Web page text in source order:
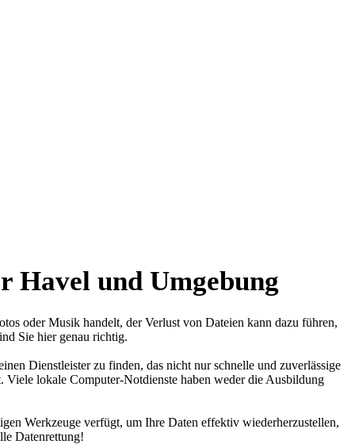
Havel und Umgebung
oder Musik handelt, der Verlust von Dateien kann dazu führen,
Sie hier genau richtig.
Dienstleister zu finden, das nicht nur schnelle und zuverlässige
lokale Computer-Notdienste haben weder die Ausbildung
Werkzeuge verfügt, um Ihre Daten effektiv wiederherzustellen,
Datenrettung!